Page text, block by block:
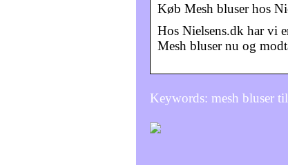
Køb Mesh bluser hos
Hos Nielsens.dk har vi
Mesh bluser nu og
Keywords: mesh bluser